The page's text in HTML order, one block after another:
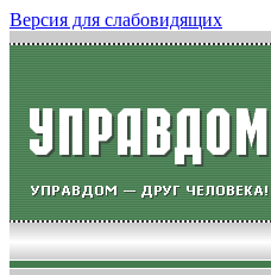
Версия для слабовидящих